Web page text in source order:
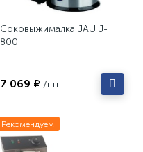
Соковыжималка JAU J-
800
7 069 ₽ /шт
Рекомендуем